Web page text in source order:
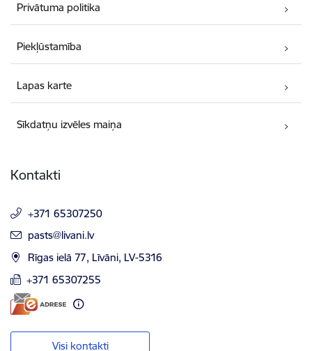
Privātuma politika
Piekļūstamība
Lapas karte
Sīkdatņu izvēles maiņa
Kontakti
+371 65307250
E-pasts:
pasts@livani.lv
Rīgas ielā 77, Līvāni, LV-5316
+371 65307255
Visi kontakti